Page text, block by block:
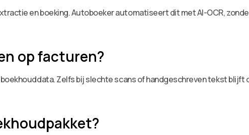
en boeking. Autoboeker automatiseert dit met AI-OCR,
op facturen?
Zelfs bij slechte scans of handgeschreven tekst blijft